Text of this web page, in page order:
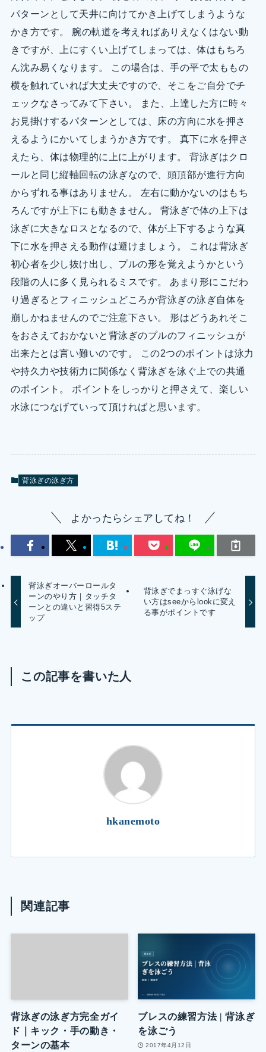
パターンとして天井に向けてかき上げてしまうような
かき方です。 腕の軌道を考えればありえなくはない動
きですが、上にすくい上げてしまっては、体はもちろ
ん沈み易くなります。 この場合は、手の平で太ももの
横を触れていれば大丈夫ですので、そこをご自分でチ
ェックなさってみて下さい。 また、上達した方に時々
お見掛けするパターンとしては、床の方向に水を押さ
えるようにかいてしまうかき方です。 真下に水を押さ
えたら、体は物理的に上に上がります。 背泳ぎはクロ
ールと同じ縦軸回転の泳ぎなので、頭頂部が進行方向
からずれる事はありません。 左右に動かないのはもち
ろんですが上下にも動きません。 背泳ぎで体の上下は
泳ぎに大きなロスとなるので、体が上下するような真
下に水を押さえる動作は避けましょう。 これは背泳ぎ
初心者を少し抜け出し、プルの形を覚えようかという
段階の人に多く見られるミスです。 あまり形にこだわ
り過ぎるとフィニッシュどころか背泳ぎの泳ぎ自体を
崩しかねませんのでご注意下さい。 形はどうあれそこ
をおさえておかないと背泳ぎのプルのフィニッシュが
出来たとは言い難いのです。 この2つのポイントは泳力
や持久力や技術力に関係なく背泳ぎを泳ぐ上での共通
のポイント。 ポイントをしっかりと押さえて、楽しい
水泳につなげていって頂ければと思います。
背泳ぎの泳ぎ方
よかったらシェアしてね！
背泳ぎオーバーロールタ
ーンのやり方｜タッチタ
ーンとの違いと習得5ステ
ップ
背泳ぎでまっすぐ泳げな
い方はseeからlookに変え
る事がポイントです
この記事を書いた人
hkanemoto
関連記事
背泳ぎの泳ぎ方完全ガイ
ド｜キック・手の動き・
ターンの基本
ブレスの練習方法 | 背泳ぎ
を泳ごう
2017年4月12日